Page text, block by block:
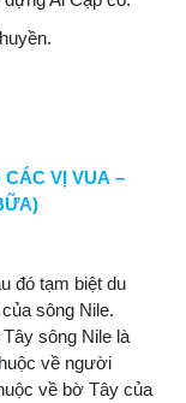
VỊ VUA –
đó tạm biệt du
sông Nile.
sông Nile là
về người
về bờ Tây của